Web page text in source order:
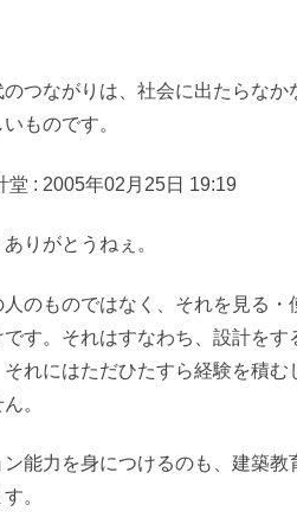
つながりは、社会に出たらな
ものです。
堂 : 2005年02月25日 19:19
りがとうねぇ。
のものではなく、それを見る
す。それはすなわち、設計を
れにはただひたすら経験を積
。
能力を身につけるのも、建築
。